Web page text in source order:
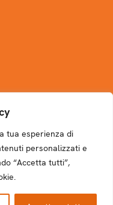
tua esperienza di
personalizzati e
“Accetta tutti”,